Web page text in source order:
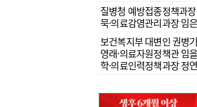
질병청 예방접종정책과
묵·의료감염관리과장 임
보건복지부 대변인 권병
영래·의료자원정책관 임
학·의료인력정책과장 정